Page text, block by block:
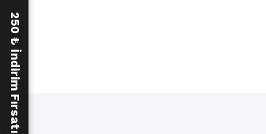
250 ₺ İndirim Fırsatı